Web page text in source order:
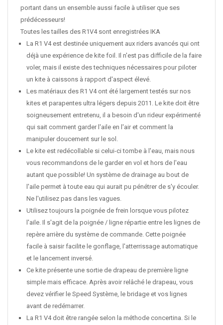
portant dans un ensemble aussi facile à utiliser que ses
prédécesseurs!
Toutes les tailles des R1V4 sont enregistrées IKA
La R1 V4 est destinée uniquement aux riders avancés qui ont
déjà une expérience de kite foil. Il n'est pas difficile de la faire
voler, mais il existe des techniques nécessaires pour piloter
un kite à caissons à rapport d'aspect élevé.
Les matériaux des R1 V4 ont été largement testés sur nos
kites et parapentes ultra légers depuis 2011. Le kite doit être
soigneusement entretenu, il a besoin d'un rideur expérimenté
qui sait comment garder l'aile en l'air et comment la
manipuler doucement sur le sol.
Le kite est redécollable si celui-ci tombe à l'eau, mais nous
vous recommandons de le garder en vol et hors de l'eau
autant que possible! Un système de drainage au bout de
l'aile permet à toute eau qui aurait pu pénétrer de s'y écouler.
Ne l'utilisez pas dans les vagues.
Utilisez toujours la poignée de frein lorsque vous pilotez
l'aile. Il s'agit de la poignée / ligne répartie entre les lignes de
repère arrière du système de commande. Cette poignée
facile à saisir facilite le gonflage, l'atterrissage automatique
et le lancement inversé.
Ce kite présente une sortie de drapeau de première ligne
simple mais efficace. Après avoir relâché le drapeau, vous
devez vérifier le Speed Système, le bridage et vos lignes
avant de redémarrer.
La R1 V4 doit être rangée selon la méthode concertina. Si le